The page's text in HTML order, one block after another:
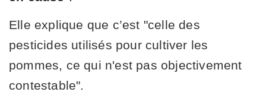
Elle explique que c’est "celle des
pesticides utilisés pour cultiver les
pommes, ce qui n'est pas objectivement
contestable".